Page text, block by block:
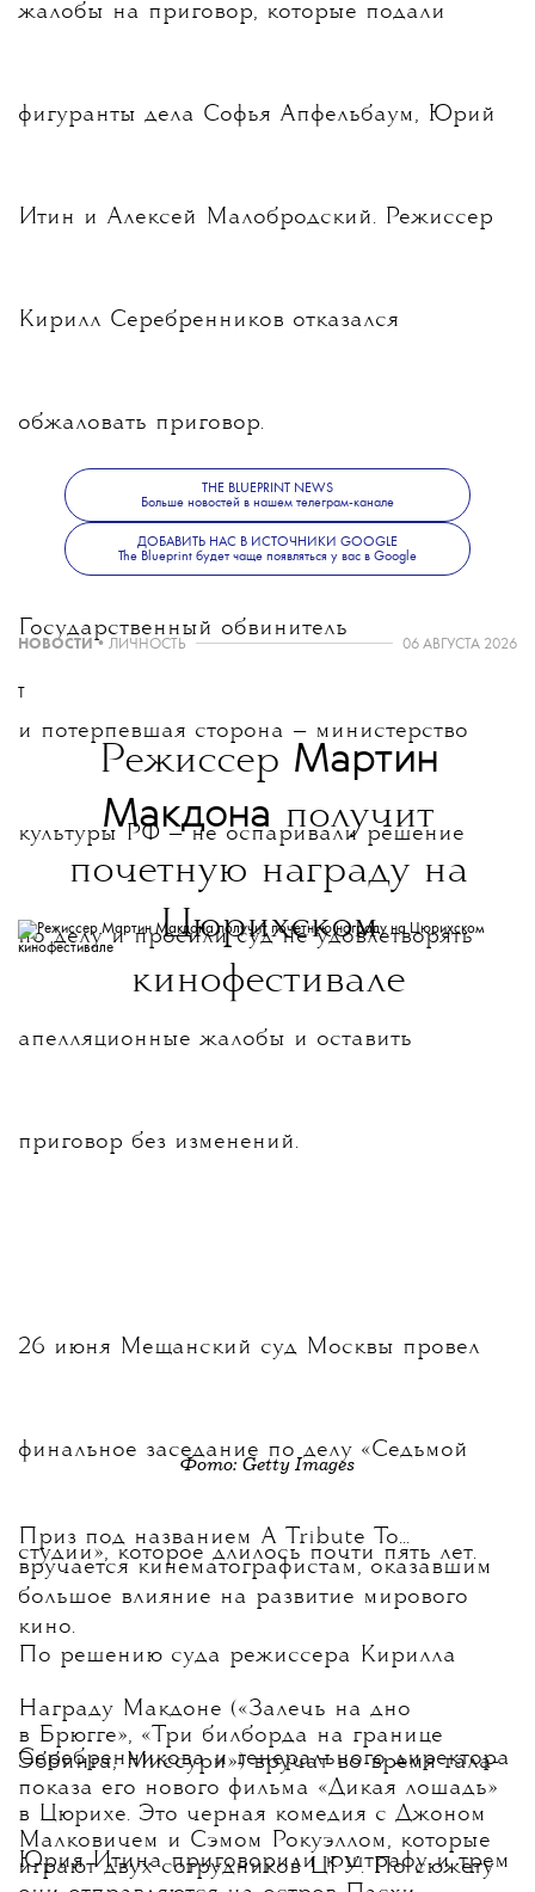
жалобы на приговор, которые подали
фигуранты дела Софья Апфельбаум, Юрий
Итин и Алексей Малобродский. Режиссер
Кирилл Серебренников отказался
обжаловать приговор.
Государственный обвинитель
и потерпевшая сторона — министерство
культуры РФ — не оспаривали решение
по делу и просили суд не удовлетворять
апелляционные жалобы и оставить
приговор без изменений.
26 июня Мещанский суд Москвы провел
финальное заседание по делу «Седьмой
студии», которое длилось почти пять лет.
По решению суда режиссера Кирилла
Серебренникова и генерального директора
Юрия Итина приговорили к штрафу и трем
THE BLUEPRINT NEWS
Больше новостей в нашем телеграм-канале
ДОБАВИТЬ НАС В ИСТОЧНИКИ GOOGLE
The Blueprint будет чаще появляться у вас в Google
НОВОСТИ • ЛИЧНОСТЬ 06 АВГУСТА 2026
T
Режиссер Мартин
Макдона получит
почетную награду на
Цюрихском
кинофестивале
Фото: Getty Images
Приз под названием A Tribute To...
вручается кинематографистам, оказавшим
большое влияние на развитие мирового
кино.
Награду Макдоне («Залечь на дно
в Брюгге», «Три билборда на границе
Эббинга, Миссури») вручат во время гала-
показа его нового фильма «Дикая лошадь»
в Цюрихе. Это черная комедия с Джоном
Малковичем и Сэмом Рокуэллом, которые
играют двух сотрудников ЦРУ. По сюжету